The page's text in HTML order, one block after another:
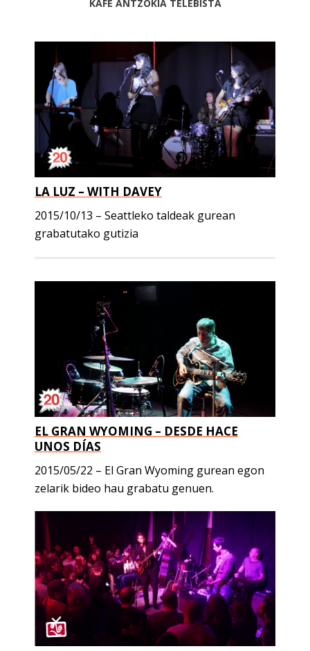
KAFE ANTZOKIA TELEBISTA
LA LUZ – WITH DAVEY
2015/10/13 – Seattleko taldeak gurean
grabatutako gutizia
EL GRAN WYOMING – DESDE HACE
UNOS DÍAS
2015/05/22 – El Gran Wyoming gurean egon
zelarik bideo hau grabatu genuen.